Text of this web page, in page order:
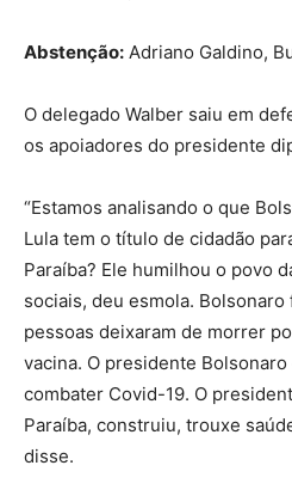
Abstenção: Adriano Galdino,
O delegado Walber saiu em
os apoiadores do presidente
“Estamos analisando o que
Lula tem o título de cidadão
Paraíba? Ele humilhou o povo
sociais, deu esmola.
pessoas deixaram de morrer
vacina. O presidente
combater Covid-19. O
Paraíba, construiu, trouxe
disse.